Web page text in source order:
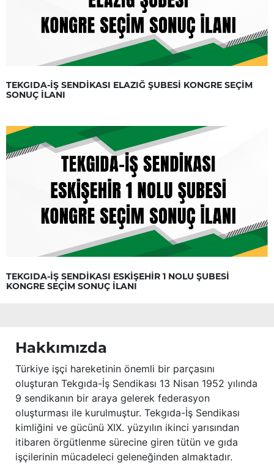
TEKGIDA-İŞ SENDİKASI ELAZIĞ ŞUBESİ KONGRE SEÇİM
SONUÇ İLANI
TEKGIDA-İŞ SENDİKASI ESKİŞEHİR 1 NOLU ŞUBESİ
KONGRE SEÇİM SONUÇ İLANI
Hakkımızda
Türkiye işçi hareketinin önemli bir parçasını
oluşturan Tekgıda-İş Sendikası 13 Nisan 1952 yılında
9 sendikanın bir araya gelerek federasyon
oluşturması ile kurulmuştur. Tekgıda-İş Sendikası
kimliğini ve gücünü XIX. yüzyılın ikinci yarısından
itibaren örgütlenme sürecine giren tütün ve gıda
işçilerinin mücadeleci geleneğinden almaktadır.